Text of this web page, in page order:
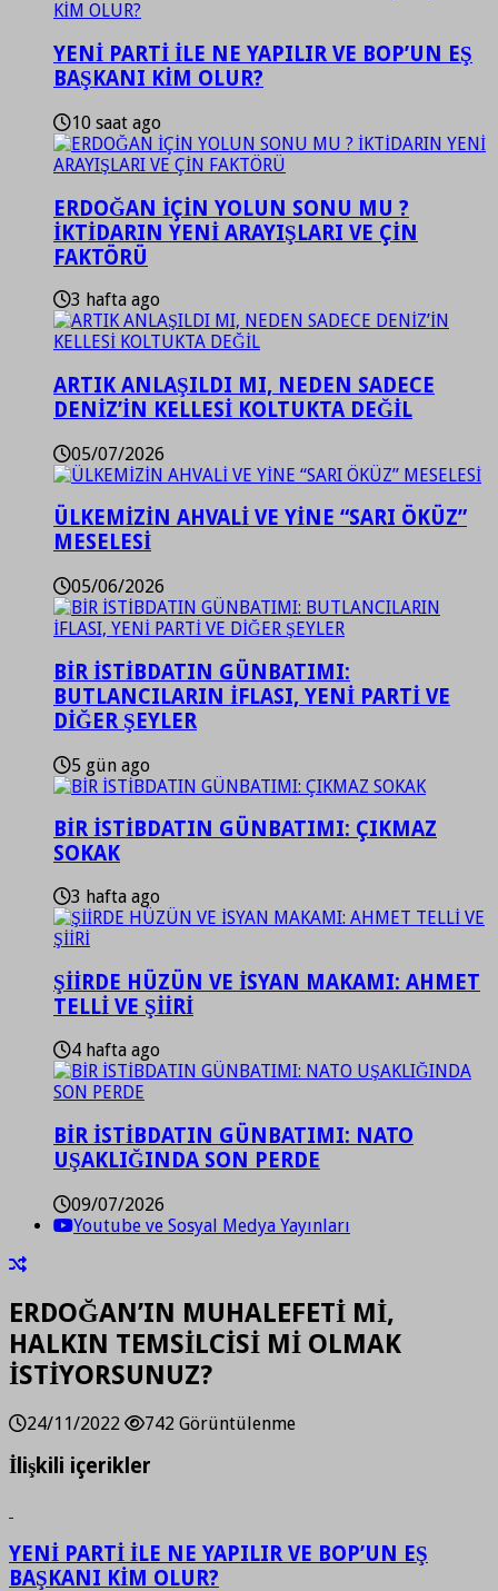
YENİ PARTİ İLE NE YAPILIR VE BOP’UN EŞ
BAŞKANI KİM OLUR?
10 saat ago
ERDOĞAN İÇİN YOLUN SONU MU ?
İKTİDARIN YENİ ARAYIŞLARI VE ÇİN
FAKTÖRÜ
3 hafta ago
ARTIK ANLAŞILDI MI, NEDEN SADECE
DENİZ’İN KELLESİ KOLTUKTA DEĞİL
05/07/2026
ÜLKEMİZİN AHVALİ VE YİNE “SARI ÖKÜZ”
MESELESİ
05/06/2026
BİR İSTİBDATIN GÜNBATIMI:
BUTLANCILARIN İFLASI, YENİ PARTİ VE
DİĞER ŞEYLER
5 gün ago
BİR İSTİBDATIN GÜNBATIMI: ÇIKMAZ
SOKAK
3 hafta ago
ŞİİRDE HÜZÜN VE İSYAN MAKAMI: AHMET
TELLİ VE ŞİİRİ
4 hafta ago
BİR İSTİBDATIN GÜNBATIMI: NATO
UŞAKLIĞINDA SON PERDE
09/07/2026
Youtube ve Sosyal Medya Yayınları
ERDOĞAN’IN MUHALEFETİ Mİ,
HALKIN TEMSİLCİSİ Mİ OLMAK
İSTİYORSUNUZ?
24/11/2022 742 Görüntülenme
İlişkili içerikler
YENİ PARTİ İLE NE YAPILIR VE BOP’UN EŞ
BAŞKANI KİM OLUR?